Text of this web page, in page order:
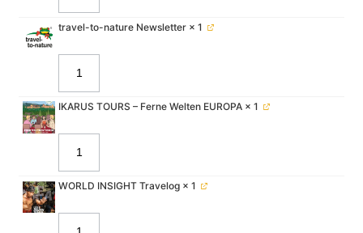
travel-to-nature Newsletter × 1
IKARUS TOURS – Ferne Welten EUROPA × 1
WORLD INSIGHT Travelog × 1